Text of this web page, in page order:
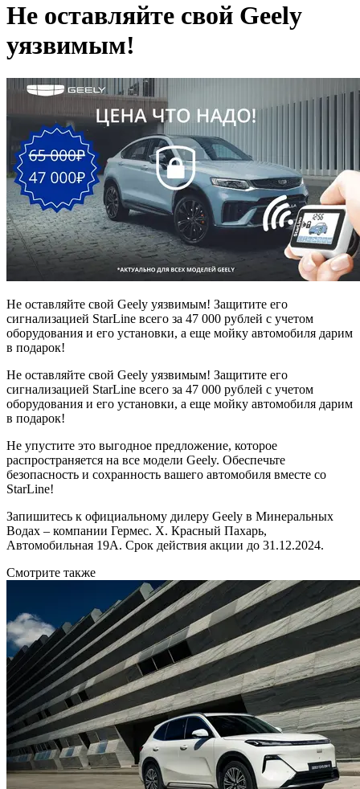
Не оставляйте свой Geely
уязвимым!
Не оставляйте свой Geely уязвимым! Защитите его
сигнализацией StarLine всего за 47 000 рублей с учетом
оборудования и его установки, а еще мойку автомобиля дарим
в подарок!
Не оставляйте свой Geely уязвимым! Защитите его
сигнализацией StarLine всего за 47 000 рублей с учетом
оборудования и его установки, а еще мойку автомобиля дарим
в подарок!
Не упустите это выгодное предложение, которое
распространяется на все модели Geely. Обеспечьте
безопасность и сохранность вашего автомобиля вместе со
StarLine!
Запишитесь к официальному дилеру Geely в Минеральных
Водах – компании Гермес. Х. Красный Пахарь,
Автомобильная 19А. Срок действия акции до 31.12.2024.
Смотрите также